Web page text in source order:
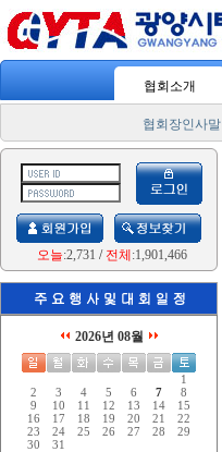
협회소개
협회장인사말
오늘:2,731 / 전체 :1,901,466
2026년 08월
1
2
3 4 5 6 7
8
9
10 11 12 13 14
15
16
17 18 19 20 21
22
23
24 25 26 27 28
29
30
31